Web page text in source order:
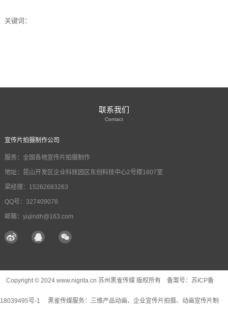
关键词：
联系我们
Contact
宣传片拍摄制作公司
服务：全国各地宣传片拍摄制作
地址：昆山开发区企业科技园区东创科技中心2号楼1807室
梁经理：15262683263
QQ号：327409078
邮箱：yujindh@163.com
Copyright © 2024 www.nigrita.cn 苏州黑雀传媒 版权所有 备案号： 苏ICP备
18039495号-1 黑雀传媒服务： 三维产品动画、企业宣传片拍摄、动画宣传片制